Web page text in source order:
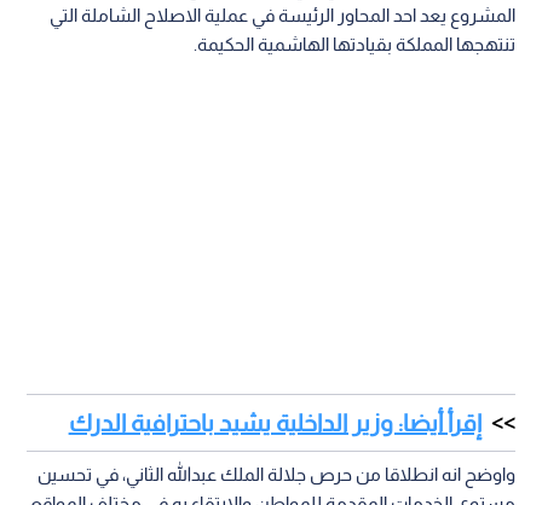
المشروع يعد احد المحاور الرئيسة في عملية الاصلاح الشاملة التي
تنتهجها المملكة بقيادتها الهاشمية الحكيمة.
إقرأ أيضا: وزير الداخلية يشيد باحترافية الدرك
واوضح انه انطلاقا من حرص جلالة الملك عبدالله الثاني، في تحسين